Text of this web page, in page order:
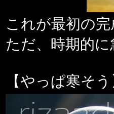
これが最初の
ただ、時期的
【やっぱ寒そう